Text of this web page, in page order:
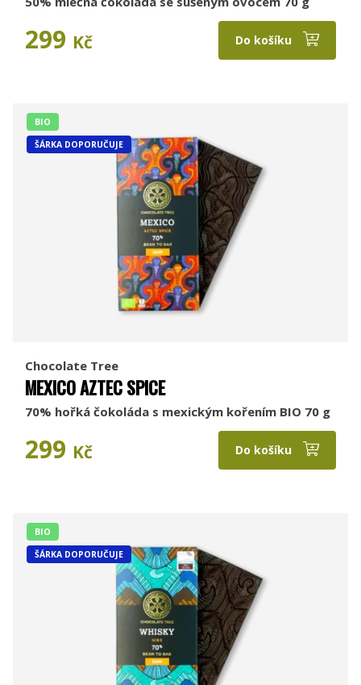
299 Kč Do košíku
BIO
ŠÁRKA DOPORUČUJE
Chocolate Tree
MEXICO AZTEC SPICE
70% hořká čokoláda s mexickým kořením BIO 70 g
299 Kč Do košíku
BIO
ŠÁRKA DOPORUČUJE